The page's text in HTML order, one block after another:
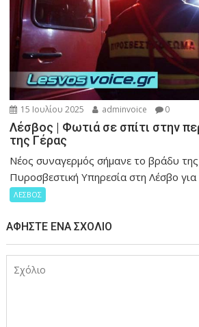
15 Ιουλίου 2025 adminvoice 0
Λέσβος | Φωτιά σε σπίτι στην
της Γέρας
Νέος συναγερμός σήμανε το βράδυ
Πυροσβεστική Υπηρεσία στη Λέσβο για
ΛΕΣΒΟΣ
ΑΦΉΣΤΕ ΈΝΑ ΣΧΌΛΙΟ